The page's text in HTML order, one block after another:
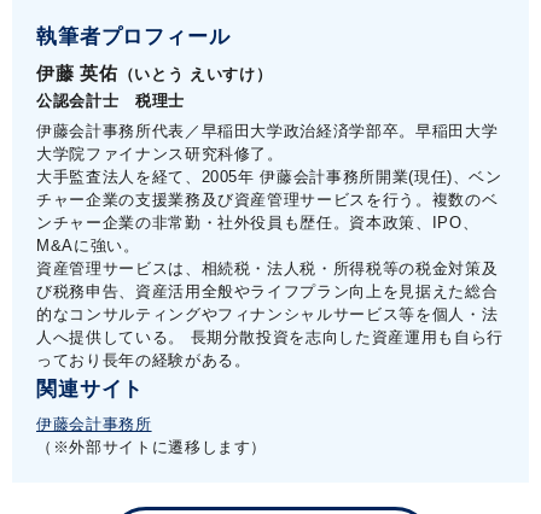
執筆者プロフィール
伊藤 英佑 （いとう えいすけ）
公認会計士 税理士
伊藤会計事務所代表／早稲田大学政治経済学部卒。早稲田大学
大学院ファイナンス研究科修了。
大手監査法人を経て、2005年 伊藤会計事務所開業(現任)、ベン
チャー企業の支援業務及び資産管理サービスを行う。複数のベ
ンチャー企業の非常勤・社外役員も歴任。資本政策、IPO、
M&Aに強い。
資産管理サービスは、相続税・法人税・所得税等の税金対策及
び税務申告、資産活用全般やライフプラン向上を見据えた総合
的なコンサルティングやフィナンシャルサービス等を個人・法
人へ提供している。 長期分散投資を志向した資産運用も自ら行
っており長年の経験がある。
関連サイト
伊藤会計事務所
（※外部サイトに遷移します）